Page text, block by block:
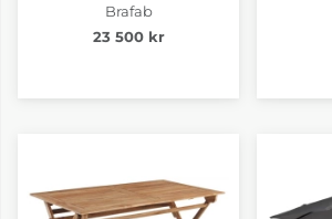
Brafab
23 500 kr